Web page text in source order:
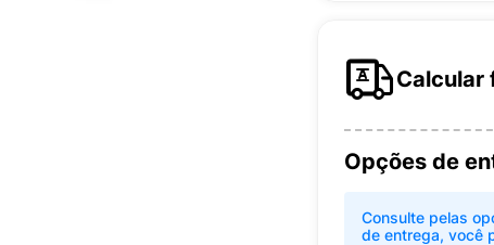
Calcular
Opções de
Consulte pelas
de entrega, você